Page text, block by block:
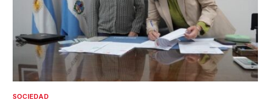
SOCIEDAD